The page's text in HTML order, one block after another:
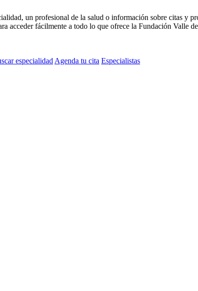
un profesional de la salud o información sobre citas y
acceder fácilmente a todo lo que ofrece la Fundación Valle
especialidad Agenda tu cita Especialistas